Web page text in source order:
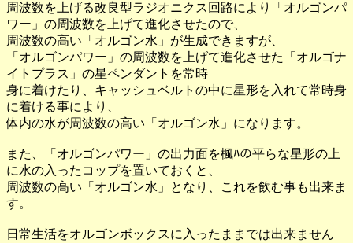
周波数を上げる改良型ラジオニクス回路により「オルゴンパ
ワー」の周波数を上げて進化させたので、
周波数の高い「オルゴン水」が生成できますが、
「オルゴンパワー」の周波数を上げて進化させた「オルゴナ
イトプラス」の星ペンダントを常時
身に着けたり、キャッシュベルトの中に星形を入れて常時身
に着ける事により、
体内の水が周波数の高い「オルゴン水」になります。
また、「オルゴンパワー」の出力面を楓ﾊの平らな星形の上
に水の入ったコップを置いておくと、
周波数の高い「オルゴン水」となり、これを飲む事も出来ま
す。
日常生活をオルゴンボックスに入ったままでは出来ません